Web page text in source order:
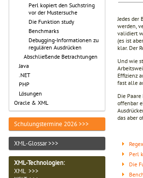
Perl kopiert den Suchstring
vor der Mustersuche
Die Funktion study
Benchmarks
Debugging-Informationen zu
regulären Ausdrücken
Abschließende Betrachtungen
Java
.NET
PHP
Lösungen
Oracle & XML
Schulungstermine 2026 >>>
XML-Glossar >>>
XML-Technologien:
XML >>>
Jedes
werden,
validiert
(es ist
klar. Der
Und wie
Effizienz
fast alle
Die
offenbar
das aber
Perl
Die